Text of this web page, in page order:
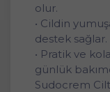
olur.
• Cildin
destek sağlar.
• Pratik ve
günlük
Sudocrem